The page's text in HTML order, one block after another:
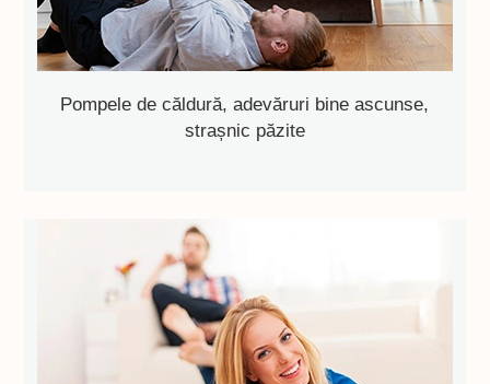
Pompele de căldură, adevăruri bine ascunse,
strașnic păzite